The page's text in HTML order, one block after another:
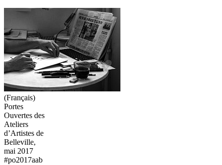
(Français)
Portes
Ouvertes des
Ateliers
d’Artistes de
Belleville,
mai 2017
#po2017aab